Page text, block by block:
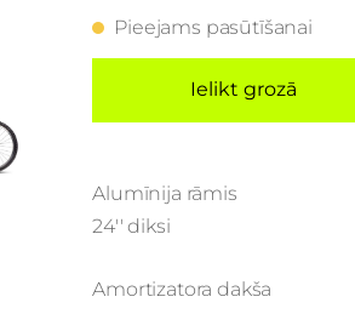
Pieejams pasūtīšanai
Ielikt grozā
Alumīnija rāmis
24'' diksi
Amortizatora dakša